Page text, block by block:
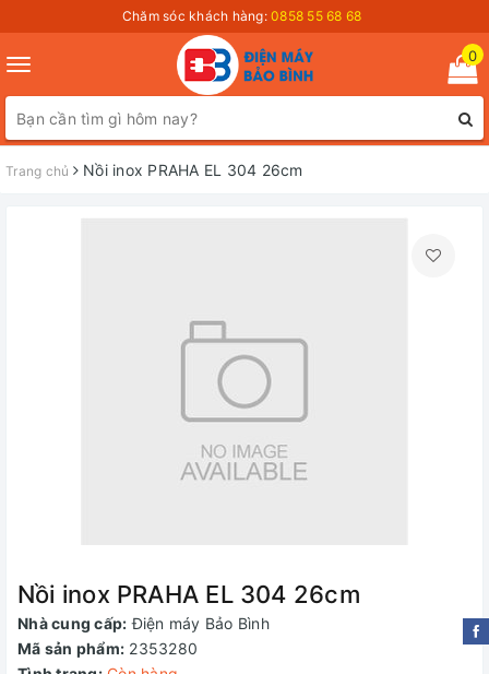
Chăm sóc khách hàng: 0858 55 68 68
Toggle
navigation
0
Trang chủ Nồi inox PRAHA EL 304 26cm
Nồi inox PRAHA EL 304 26cm
Nhà cung cấp: Điện máy Bảo Bình
Mã sản phẩm: 2353280